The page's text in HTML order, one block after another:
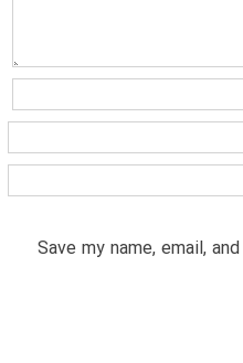
Save my name, email,